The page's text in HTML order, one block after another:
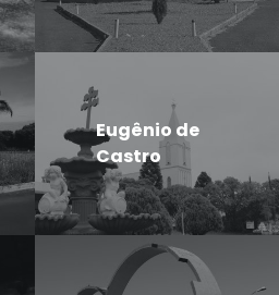
Eugênio de
Castro